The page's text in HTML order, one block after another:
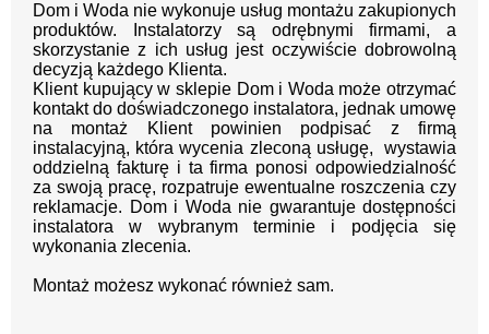
Dom i Woda nie wykonuje usług montażu zakupionych
produktów. Instalatorzy są odrębnymi firmami, a
skorzystanie z ich usług jest oczywiście dobrowolną
decyzją każdego Klienta.
Klient kupujący w sklepie Dom i Woda może otrzymać
kontakt do doświadczonego instalatora, jednak umowę
na montaż Klient powinien podpisać z firmą
instalacyjną, która wycenia zleconą usługę, wystawia
oddzielną fakturę i ta firma ponosi odpowiedzialność
za swoją pracę, rozpatruje ewentualne roszczenia czy
reklamacje. Dom i Woda nie gwarantuje dostępności
instalatora w wybranym terminie i podjęcia się
wykonania zlecenia.
Montaż możesz wykonać również sam.